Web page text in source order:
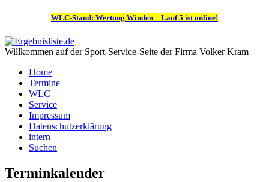
WLC-Stand: Wertung Winden = Lauf 5 ist online!
Willkommen auf der Sport-Service-Seite der Firma Volker Kram
Home
Termine
WLC
Service
Impressum
Datenschutzerklärung
intern
Suchen
Terminkalender